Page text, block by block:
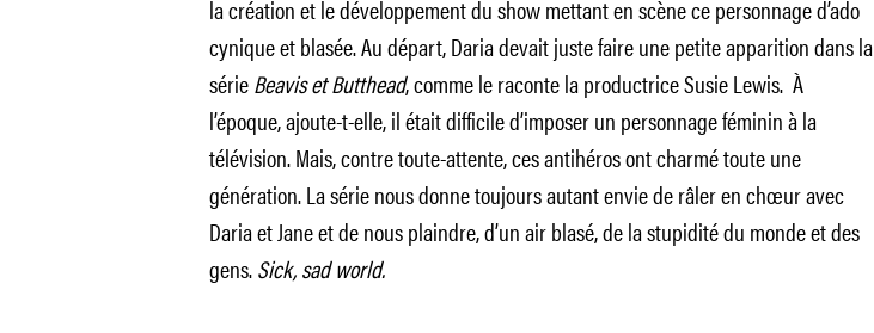
la création et le développement du show mettant en scène ce personnage d’ado
cynique et blasée. Au départ, Daria devait juste faire une petite apparition dans la
sérieBeavis et Butthead, comme le raconte la productrice Susie Lewis. À
l’époque, ajoute-t-elle, il était difficile d’imposer un personnage féminin à la
télévision. Mais, contre toute-attente, ces antihéros ont charmé toute une
génération. La série nous donne toujours autant envie de râler en chœur avec
Daria et Jane et de nous plaindre, d’un air blasé, de la stupidité du monde et des
gens.Sick, sad world.